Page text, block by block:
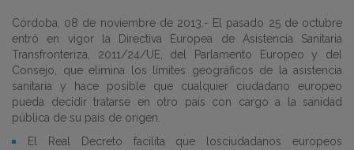
Córdoba, 08 de noviembre de 2013.- El pasado 25 de octubre
entró en vigor la Directiva Europea de Asistencia Sanitaria
Transfronteriza, 2011/24/UE, del Parlamento Europeo y del
Consejo, que elimina los límites geográficos de la asistencia
sanitaria y hace posible que cualquier ciudadano europeo
pueda decidir tratarse en otro país con cargo a la sanidad
pública de su país de origen.
El Real Decreto facilita que losciudadanos europeos